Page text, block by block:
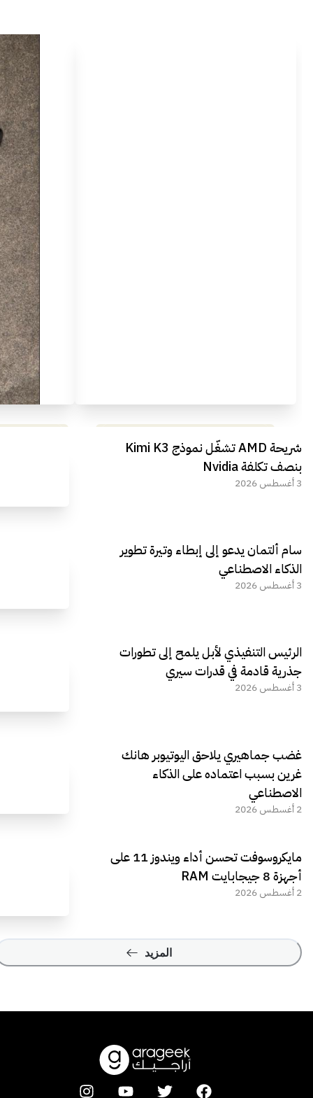
مراجعة شاملة لعملاق الألعاب
الجديد REDMAGIC 11 AIR
شريحة AMD تشغّل نموذج Kimi K3
بنصف تكلفة Nvidia
3 أغسطس 2026
سام ألتمان يدعو إلى إبطاء وتيرة تطوير
الذكاء الاصطناعي
3 أغسطس 2026
الرئيس التنفيذي لأبل يلمح إلى تطورات
جذرية قادمة في قدرات سيري
3 أغسطس 2026
غضب جماهيري يلاحق اليوتيوبر هانك
غرين بسبب اعتماده على الذكاء
الاصطناعي
2 أغسطس 2026
مايكروسوفت تحسن أداء ويندوز 11 على
أجهزة 8 جيجابايت RAM
2 أغسطس 2026
المزيد